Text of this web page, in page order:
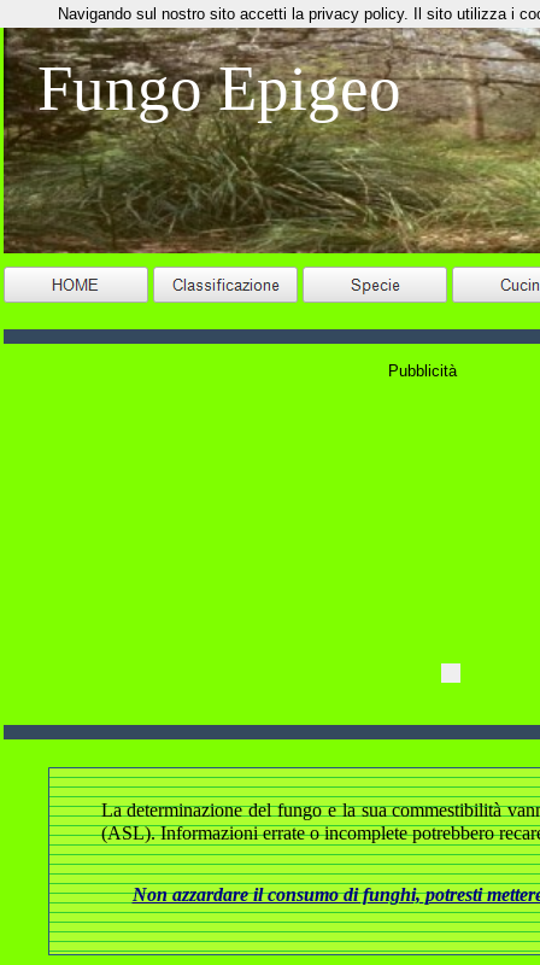
Fungo Epigeo
Pubblicità
La determinazione del fungo e la sua commestibilità
(ASL). Informazioni errate o incomplete potrebbero
Non azzardare il consumo di funghi, potresti
Navigando sul nostro sito accetti la privacy policy. Il sito utilizza i